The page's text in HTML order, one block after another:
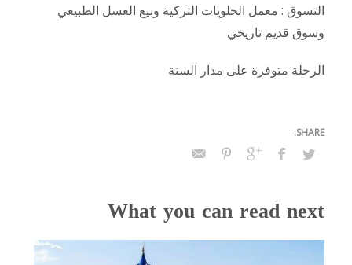
التسوق : معمل الحلويات التركية وبيع العسل الطبيعي
وسوق قديم تاريخي
الرحلة متوفرة على مدار السنة
What you can read next